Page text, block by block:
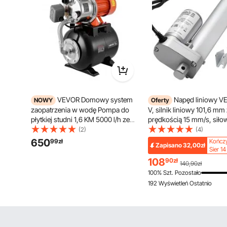
NOWY VEVOR Domowy system
zaopatrzenia w wodę Pompa do
płytkiej studni 1,6 KM 5000 l/h ze
zbiornikiem ciśnieniowym do
ogrodu, trawnika i zaopatrzenia w
wodę do użytku domowego,
(2)
65099zł
Oferty
Napęd liniowy
V, silnik liniowy 101,6 mm
prędkością 15 mm/s,
liniowy 1000 N z ochroną
uchwytem montażowym,
liniowe do biurek z
wysokości, foteli
otwieraczy okien i drzwi
(4)
Zapisano32,00zł
Sier 14
10890zł 140,90zł
100% Szt. Pozostało
192 Wyświetleń Ostatnio